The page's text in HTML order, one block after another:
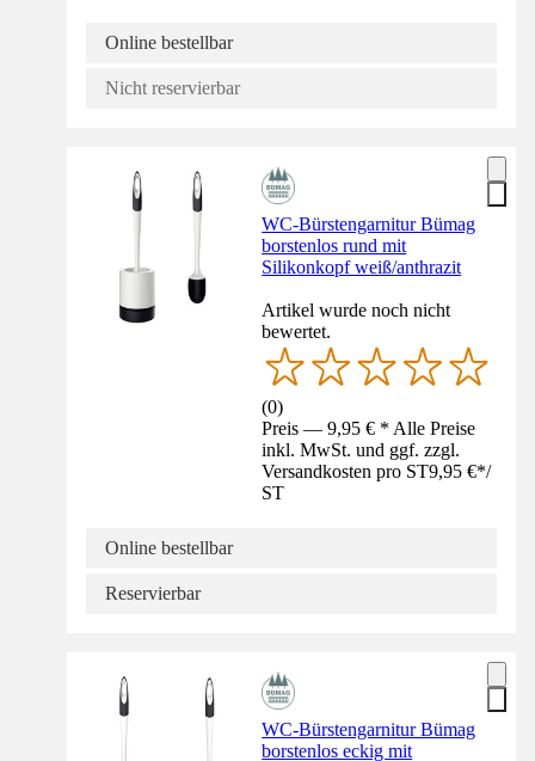
Online bestellbar
Nicht reservierbar
WC-Bürstengarnitur Bümag
borstenlos rund mit
Silikonkopf weiß/anthrazit
Artikel wurde noch nicht
bewertet.
(0)
Preis — 9,95 € * Alle Preise
inkl. MwSt. und ggf. zzgl.
Versandkosten pro ST9,95 €*/
ST
Online bestellbar
Reservierbar
WC-Bürstengarnitur Bümag
borstenlos eckig mit